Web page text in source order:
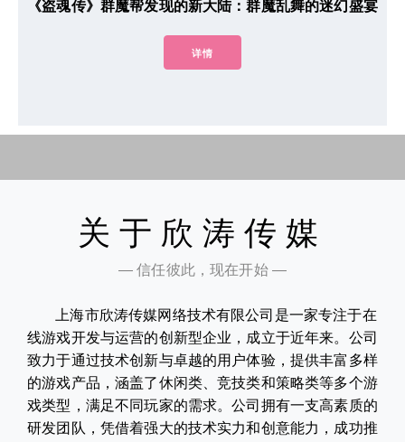
《盗魂传》群魔帮发现的新大陆：群魔乱舞的迷幻盛宴
详情
关于欣涛传媒
— 信任彼此，现在开始 —
上海市欣涛传媒网络技术有限公司是一家专注于在
线游戏开发与运营的创新型企业，成立于近年来。公司
致力于通过技术创新与卓越的用户体验，提供丰富多样
的游戏产品，涵盖了休闲类、竞技类和策略类等多个游
戏类型，满足不同玩家的需求。公司拥有一支高素质的
研发团队，凭借着强大的技术实力和创意能力，成功推